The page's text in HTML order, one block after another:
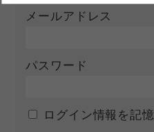
メールアドレス
パスワード
ログイン情報を記憶